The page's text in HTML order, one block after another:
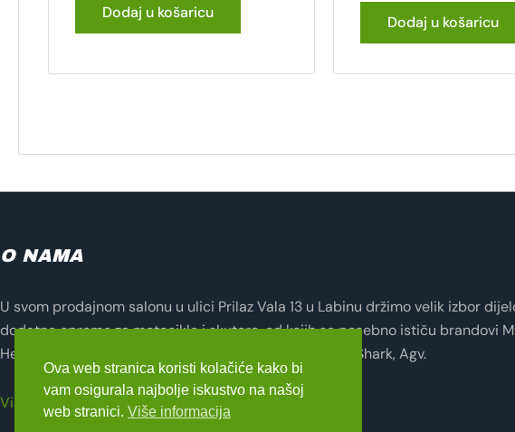
Dodaj u košaricu
Dodaj u košaricu
O NAMA
U svom prodajnom salonu u ulici Prilaz Vala 13 u Labinu držimo velik izbor
dodatne opreme za motocikle i skutere, od kojih se posebno ističu brandovi
Helmets, Lampa, Evotech, Seventy Degrees, Zandona, Shark, Agv.
Više o nama
Ova web stranica koristi kolačiće kako bi
vam osigurala najbolje iskustvo na našoj
web stranici. Više informacija